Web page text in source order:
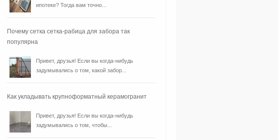
ипотеке? Тогда вам точно...
Почему сетка сетка-рабица для забора так
популярна
Привет, друзья! Если вы когда-нибудь
задумывались о том, какой забор...
Как укладывать крупноформатный керамогранит
Привет, друзья! Если вы когда-нибудь
задумывались о том, чтобы...